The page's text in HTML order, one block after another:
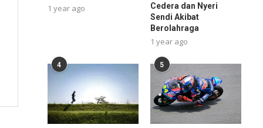
1 year ago
Cedera dan Nyeri
Sendi Akibat
Berolahraga
1 year ago
4 5